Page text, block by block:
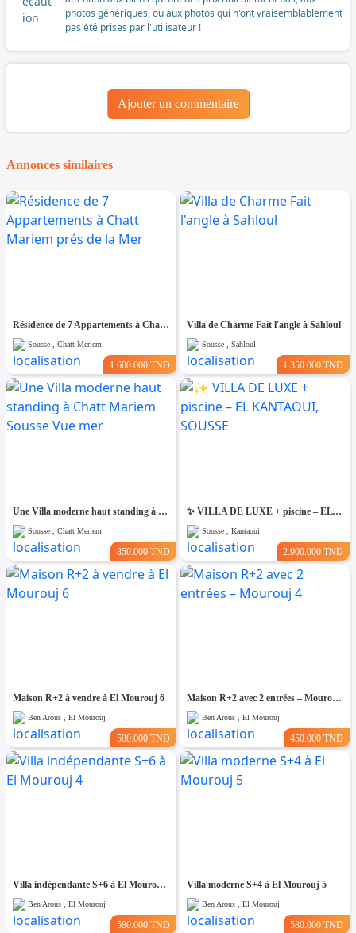
photos génériques, ou aux photos qui n'ont vraisemblablement
pas été prises par l'utilisateur !
Ajouter un commentaire
Annonces similaires
Résidence de 7 Appartements à Chatt Mariem prés de la Mer
Sousse , Chatt Meriem
1.600.000 TND
Villa de Charme Fait l'angle à Sahloul
Sousse , Sahloul
1.350.000 TND
Une Villa moderne haut standing à Chatt Mariem Sousse Vue mer
Sousse , Chatt Meriem
850.000 TND
​✨ VILLA DE LUXE + piscine – EL KANTAOUI, SOUSSE
Sousse , Kantaoui
2.900.000 TND
Maison R+2 à vendre à El Mourouj 6
Ben Arous , El Mourouj
580.000 TND
Maison R+2 avec 2 entrées – Mourouj 4
Ben Arous , El Mourouj
450.000 TND
Villa indépendante S+6 à El Mourouj 4
Ben Arous , El Mourouj
580.000 TND
Villa moderne S+4 à El Mourouj 5
Ben Arous , El Mourouj
580.000 TND